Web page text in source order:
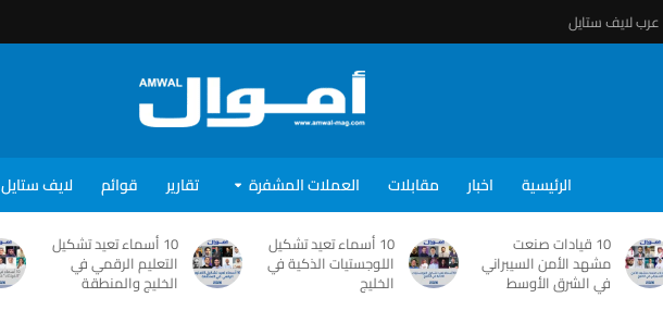
عرب لايف ستايل
الرئيسية اخبار مقابلات العملات المشفرة تقارير قوائم لايف ستايل
10 قيادات صنعت
مشهد الأمن السيبراني
في الشرق الأوسط
10 أسماء تعيد تشكيل
اللوجستيات الذكية في
الخليج
10 أسماء تعيد تشكيل
التعليم الرقمي في
الخليج والمنطقة